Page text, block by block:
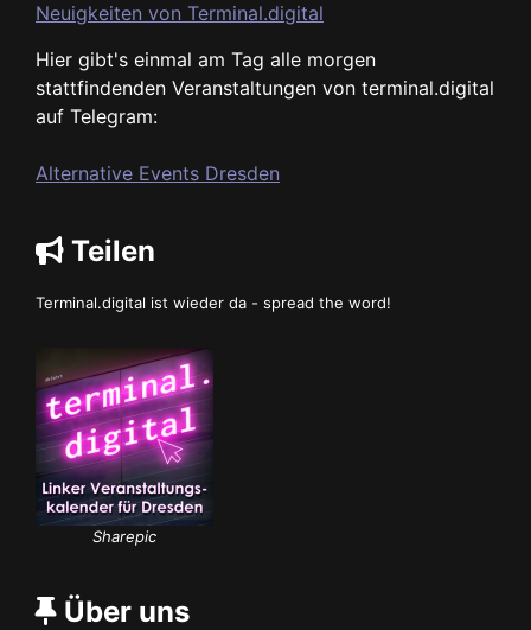
Neuigkeiten von Terminal.digital
Hier gibt's einmal am Tag alle morgen
stattfindenden Veranstaltungen von terminal.digital
auf Telegram:
Alternative Events Dresden
Teilen
Terminal.digital ist wieder da - spread the word!
Sharepic
Über uns